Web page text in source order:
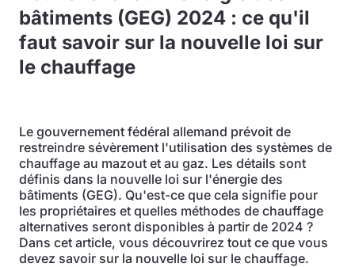
bâtiments (GEG) 2024 : ce qu'il
faut savoir sur la nouvelle loi sur
le chauffage
Le gouvernement fédéral allemand prévoit de
restreindre sévèrement l'utilisation des systèmes de
chauffage au mazout et au gaz. Les détails sont
définis dans la nouvelle loi sur l'énergie des
bâtiments (GEG). Qu'est-ce que cela signifie pour
les propriétaires et quelles méthodes de chauffage
alternatives seront disponibles à partir de 2024 ?
Dans cet article, vous découvrirez tout ce que vous
devez savoir sur la nouvelle loi sur le chauffage.